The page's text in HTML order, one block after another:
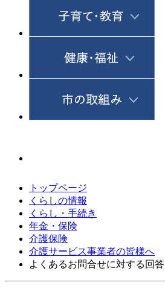
トップページ
くらしの情報
くらし・手続き
年金・保険
介護保険
介護サービス事業者の皆様へ
よくあるお問合せに対する回答